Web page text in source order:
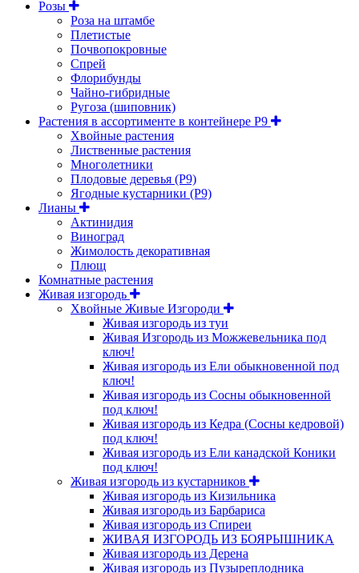
Розы
Роза на штамбе
Плетистые
Почвопокровные
Спрей
Флорибунды
Чайно-гибридные
Ругоза (шиповник)
Растения в ассортименте в контейнере P9
Хвойные растения
Лиственные растения
Многолетники
Плодовые деревья (Р9)
Ягодные кустарники (Р9)
Лианы
Актинидия
Виноград
Жимолость декоративная
Плющ
Комнатные растения
Живая изгородь
Хвойные Живые Изгороди
Живая изгородь из туи
Живая Изгородь из Можжевельника под
ключ!
Живая изгородь из Ели обыкновенной под
ключ!
Живая изгородь из Сосны обыкновенной
под ключ!
Живая изгородь из Кедра (Сосны кедровой)
под ключ!
Живая изгородь из Ели канадской Коники
под ключ!
Живая изгородь из кустарников
Живая изгородь из Кизильника
Живая изгородь из Барбариса
Живая изгородь из Спиреи
ЖИВАЯ ИЗГОРОДЬ ИЗ БОЯРЫШНИКА
Живая изгородь из Дерена
Живая изгородь из Пузыреплодника